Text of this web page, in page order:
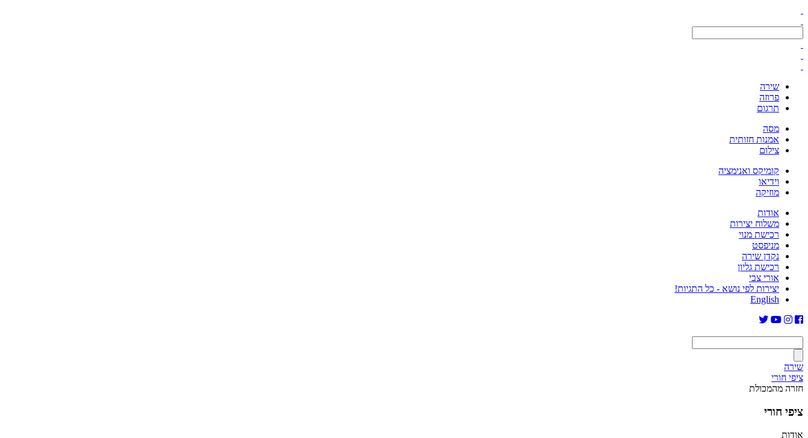
שירה
פרוזה
תרגום
מסה
אמנות חזותית
צילום
קומיקס ואנימציה
וידיאו
מוזיקה
אודות
משלוח יצירות
רכישת מנוי
מניפסט
נקדן שירה
רכישת גליון
אורי צבי
יצירות לפי נושא - כל התגיות!
English
שירה
ציפי חורי
חזרה מהמכולת
ציפי חורי
אודות